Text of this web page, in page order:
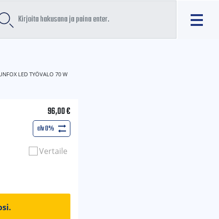
LED TYÖVALO 70 W
96,00€
alv 0%
Vertaile